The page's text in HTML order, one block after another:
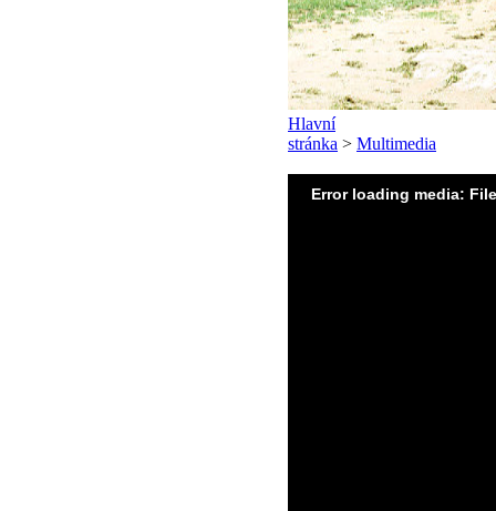
Hlavní
stránka > Multimedia
Error loading media: